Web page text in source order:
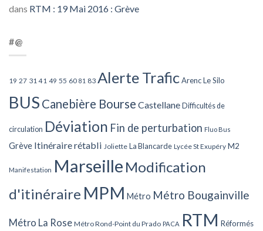
dans RTM : 19 Mai 2016 : Grève
#@
19 27 31 41 49 55 60 81 83 Alerte TraficArenc Le Silo
BUS Canebière Bourse Castellane Difficultés de
circulation Déviation Fin de perturbation Fluo Bus
Grève Itinéraire rétabli Joliette La Blancarde Lycée St Exupéry M2
Manifestation Marseille Modification
d'itinéraire MPM Métro Métro Bougainville
Métro La Rose Métro Rond-Point du Prado PACA RTM Réformés